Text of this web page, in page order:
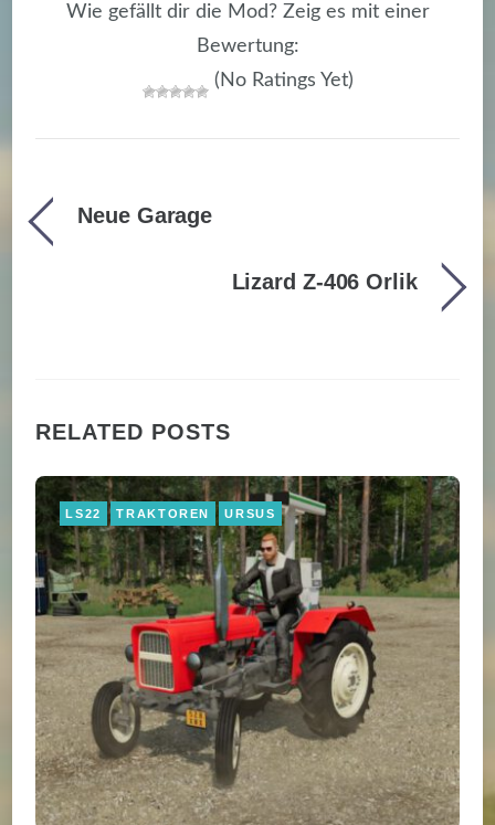
Wie gefällt dir die Mod? Zeig es mit einer
Bewertung:
(No Ratings Yet)
Neue Garage
Lizard Z-406 Orlik
RELATED POSTS
LS22 TRAKTOREN URSUS